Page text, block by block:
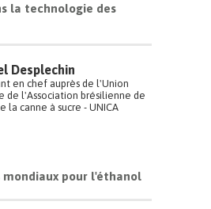
la technologie des
Desplechin
en chef auprès de l'Union
de l'Association brésilienne de
la canne à sucre - UNICA
mondiaux pour l'éthanol